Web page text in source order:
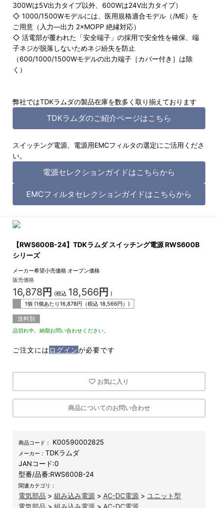
300Wは5V出力タイプ以外、600Wは24V出力タイプ）
◇ 1000/1500Wモデルには、医用規格適合モデル（/ME）を
ご用意（入力―出力 2×MOPP 絶縁対応）
◇ 活電部が覆われた「安全端子」の採用で安全性を確保、端
子ネジが脱落しないためネジ紛失を防止
（600/1000/1500Wモデルの出力端子［カバー付き］は除
く）
弊社ではTDKラムダの製品在庫を数多く取り揃えております
TDKラムダのご紹介ページはこちら
スイッチング電源、電源用EMCフィルタの選定にご活用くださ
い。
電源セレクションガイドはこちらから
EMCフィルタセレクションガイドはこちらから
【RWS600B-24】TDKラムダ スイッチング電源 RWS600B
シリーズ
メーカー希望小売価格 オープン価格
販売価格
16,878 円 (税込 18,566円 )
1個 (1個あたり16,878円（税込18,566円）)
送料別
品切れ中。納期お問い合わせください。
ご注文には ログインが必要です
お気に入り
商品についてのお問い合わせ
商品コード： K00590002825
メーカー：TDKラムダ
JANコード:0
型番/品番:RWS600B-24
関連カテゴリ：
電気部品 >組み込み電源 > AC-DC電源 > ユニット型
電気部品 >組み込み電源 > AC-DC電源